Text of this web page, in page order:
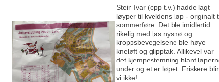
Stein Ivar (opp t.v.) hadde lagt
løyper til kveldens løp - originalt
sommerføre. Det ble imidlertid
rikelig med løs nysnø og
kroppsbevegelsene ble høye
kneløft og glipptak. Allikevel var
det kjempestemning blant
under og etter løpet: Friskere blir
vi ikke!